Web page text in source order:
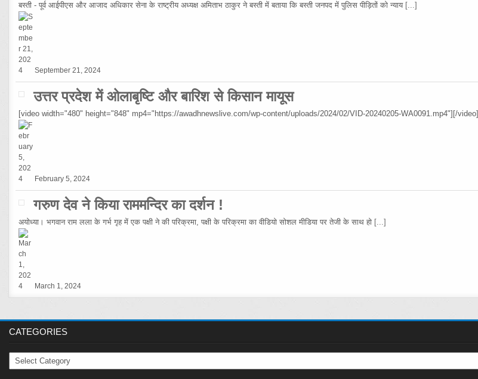
बस्ती - पूर्व आईपीएस और आजाद अधिकार सेना के राष्ट्रीय अध्यक्ष अमिताभ ठाकुर ने बस्ती में बताया कि बस्ती जनपद में पुलिस पीड़ितों को न्याय [...]
September 21, 2024
उत्तर प्रदेश में ओलाबृष्टि और बारिश से किसान मायूस
[video width="480" height="848" mp4="https://awadhnewslive.com/wp-content/uploads/2024/02/VID-20240205-WA0091.mp4"][/video]
February 5, 2024
गरुण देव ने किया राममन्दिर का दर्शन !
अयोध्या। भगवान राम लला के गर्भ गृह में एक पक्षी ने की परिक्रमा, पक्षी के परिक्रमा का वीडियो सोशल मीडिया पर तेजी के साथ हो [...]
March 1, 2024
CATEGORIES
Categories